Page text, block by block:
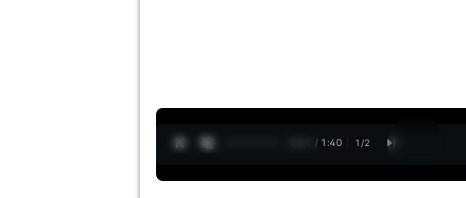
0:22 / 1:40 1 /2